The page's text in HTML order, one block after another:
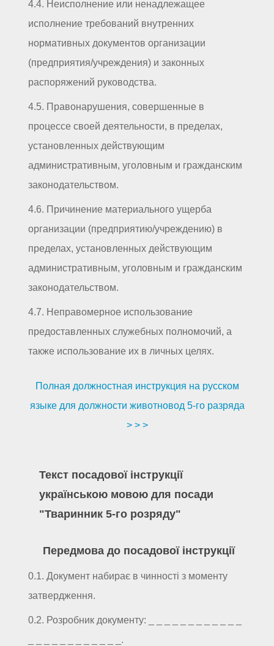
4.4. Неисполнение или ненадлежащее
исполнение требований внутренних
нормативных документов организации
(предприятия/учреждения) и законных
распоряжений руководства.
4.5. Правонарушения, совершенные в
процессе своей деятельности, в пределах,
установленных действующим
административным, уголовным и гражданским
законодательством.
4.6. Причинение материального ущерба
организации (предприятию/учреждению) в
пределах, установленных действующим
административным, уголовным и гражданским
законодательством.
4.7. Неправомерное использование
предоставленных служебных полномочий, а
также использование их в личных целях.
Полная должностная инструкция на русском
языке для должности животновод 5-го разряда
> > >
Текст посадової інструкції
українською мовою для посади
"Тваринник 5-го розряду"
Передмова до посадової інструкції
0.1. Документ набирає в чинності з моменту
затвердження.
0.2. Розробник документу: _ _ _ _ _ _ _ _ _ _ _ _
_ _ _ _ _ _ _ _ _ _ _ _.